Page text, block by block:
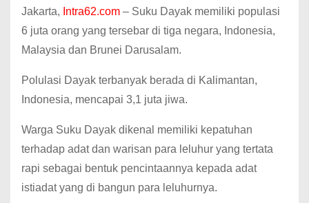
Jakarta, Intra62.com – Suku Dayak memiliki populasi
6 juta orang yang tersebar di tiga negara, Indonesia,
Malaysia dan Brunei Darusalam.
Polulasi Dayak terbanyak berada di Kalimantan,
Indonesia, mencapai 3,1 juta jiwa.
Warga Suku Dayak dikenal memiliki kepatuhan
terhadap adat dan warisan para leluhur yang tertata
rapi sebagai bentuk pencintaannya kepada adat
istiadat yang di bangun para leluhurnya.